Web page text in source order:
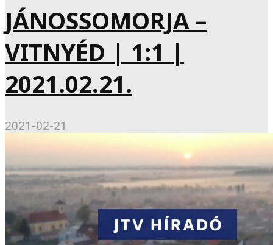
JÁNOSSOMORJA –
VITNYÉD | 1:1 |
2021.02.21.
2021-02-21